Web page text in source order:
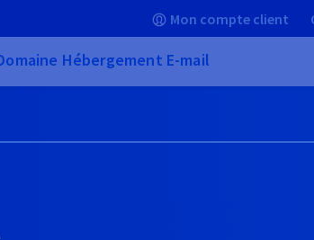
Mon compte client
Hébergement E-mail